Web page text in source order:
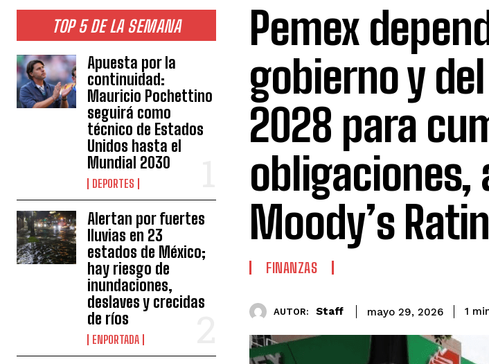
TOP 5 DE LA SEMANA
Apuesta por la
continuidad:
Mauricio Pochettino
seguirá como
técnico de Estados
Unidos hasta el
Mundial 2030
DEPORTES
Alertan por fuertes
lluvias en 23
estados de México;
hay riesgo de
inundaciones,
deslaves y crecidas
de ríos
ENPORTADA
Pemex
gobierno y
2028 para
obligaciones,
Moody’s
FINANZAS
AUTOR: Staff mayo 29, 2026 1